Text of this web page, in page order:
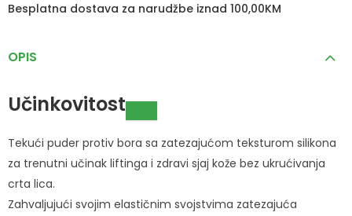
Besplatna dostava za narudžbe iznad 100,00KM
OPIS
Učinkovitost
Tekući puder protiv bora sa zatezajućom teksturom silikona
za trenutni učinak liftinga i zdravi sjaj kože bez ukrućivanja
crta lica.
Zahvaljujući svojim elastičnim svojstvima zatezajuća